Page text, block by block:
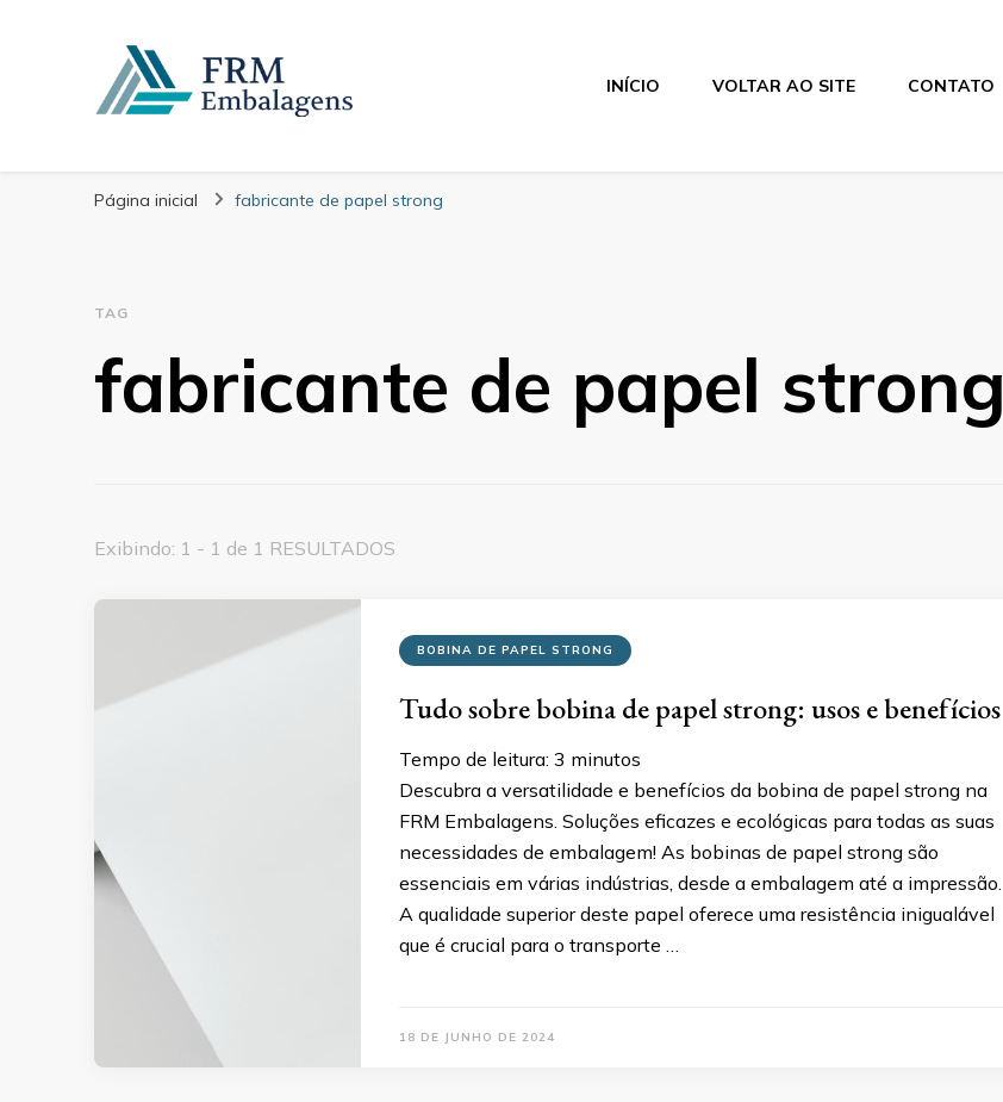
FRM Embalagens
INÍCIO VOLTAR AO SITE CONTATO
Página inicial fabricante de papel strong
TAG
fabricante de papel strong
Exibindo: 1 - 1 de 1 RESULTADOS
BOBINA DE PAPEL STRONG
Tudo sobre bobina de papel strong: usos e benefícios
Tempo de leitura: 3 minutos
Descubra a versatilidade e benefícios da bobina de papel strong na
FRM Embalagens. Soluções eficazes e ecológicas para todas as suas
necessidades de embalagem! As bobinas de papel strong são
essenciais em várias indústrias, desde a embalagem até a impressão.
A qualidade superior deste papel oferece uma resistência inigualável
que é crucial para o transporte …
18 DE JUNHO DE 2024